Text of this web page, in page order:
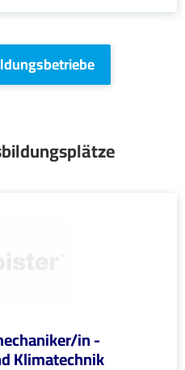
in -
Klimatechnik